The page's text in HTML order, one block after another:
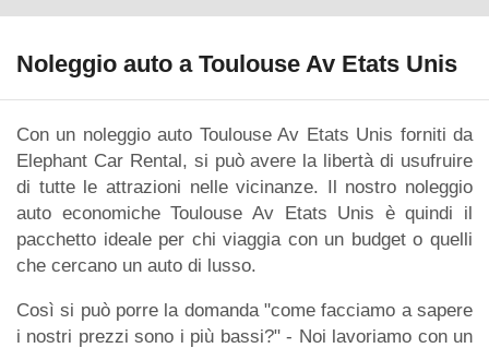
Noleggio auto a Toulouse Av Etats Unis
Con un noleggio auto Toulouse Av Etats Unis forniti da
Elephant Car Rental, si può avere la libertà di usufruire
di tutte le attrazioni nelle vicinanze. Il nostro noleggio
auto economiche Toulouse Av Etats Unis è quindi il
pacchetto ideale per chi viaggia con un budget o quelli
che cercano un auto di lusso.
Così si può porre la domanda "come facciamo a sapere
i nostri prezzi sono i più bassi?" - Noi lavoriamo con un